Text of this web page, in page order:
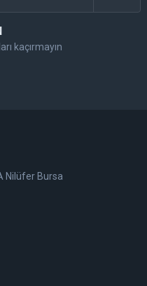
kaçırmayın
Nilüfer Bursa